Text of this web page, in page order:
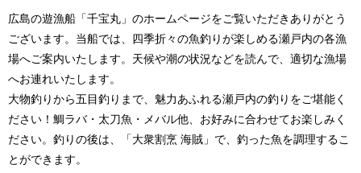
広島の遊漁船「千宝丸」のホームページをご覧いただきありがとう
ございます。当船では、四季折々の魚釣りが楽しめる瀬戸内の各漁
場へご案内いたします。天候や潮の状況などを読んで、適切な漁場
へお連れいたします。
大物釣りから五目釣りまで、魅力あふれる瀬戸内の釣りをご堪能く
ださい！鯛ラバ・太刀魚・メバル他、お好みに合わせてお楽しみく
ださい。釣りの後は、「大衆割烹 海賊」で、釣った魚を調理するこ
とができます。